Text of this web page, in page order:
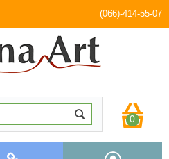
(066)-414-55-07
0